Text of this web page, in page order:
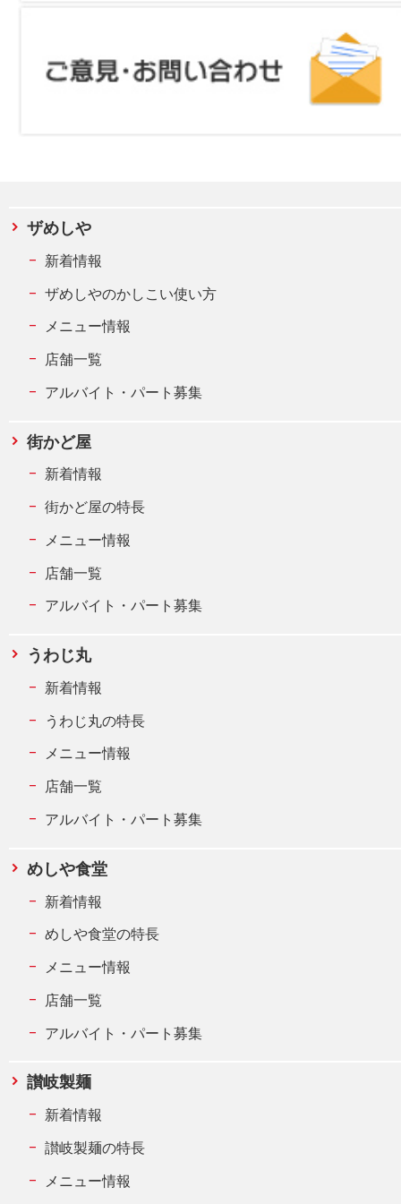
ザめしや
新着情報
ザめしやのかしこい使い方
メニュー情報
店舗一覧
アルバイト・パート募集
街かど屋
新着情報
街かど屋の特長
メニュー情報
店舗一覧
アルバイト・パート募集
うわじ丸
新着情報
うわじ丸の特長
メニュー情報
店舗一覧
アルバイト・パート募集
めしや食堂
新着情報
めしや食堂の特長
メニュー情報
店舗一覧
アルバイト・パート募集
讃岐製麺
新着情報
讃岐製麺の特長
メニュー情報